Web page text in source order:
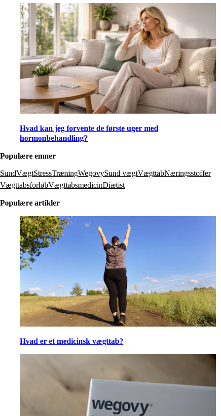
Hvad kan jeg forvente de første uger med
hormonbehandling?
Populære emner
SundVægtStressTræningWegovySund vægtVægttabNæringsstoffer
VægttabsforløbVægttabsmedicinDiætist
Populære artikler
Hvad er et medicinsk vægttab?